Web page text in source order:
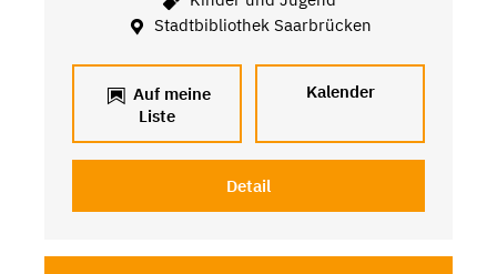
Stadtbibliothek Saarbrücken
Auf meine
Liste
Kalender
Detail